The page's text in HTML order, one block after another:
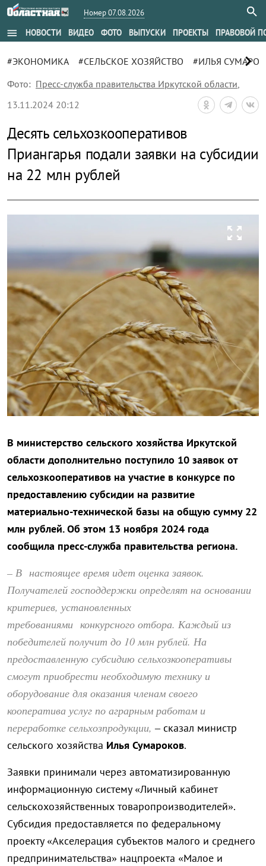
Номер 07.08.2026
menu НОВОСТИ ВИДЕО ФОТО ВЫПУСКИ ПРОЕКТЫ ПРАВОВОЙ
#ЭКОНОМИКА #СЕЛЬСКОЕ ХОЗЯЙСТВО #ИЛЬЯ chevron_right
Фото: Пресс-служба правительства Иркутской области,
13.11.2024 20:12
Десять сельхозкооперативов
Приангарья подали заявки на субсидии
на 22 млн рублей
zoom_out_map
В министерство сельского хозяйства Иркутской
области дополнительно поступило 10 заявок от
сельхозкооперативов на участие в конкурсе по
предоставлению субсидии на развитие
материально-технической базы на общую сумму 22
млн рублей. Об этом 13 ноября 2024 года
сообщила пресс-служба правительства региона.
– В настоящее время идет оценка заявок.
Получателей господдержки определят на основании
критериев, установленных
требованиями конкурсного отбора. Каждый из
победителей получит до 10 млн рублей. На
предоставленную субсидию сельхозкооперативы
смогут приобрести необходимую технику и
оборудование для оказания членам своего
кооператива услуг по аграрным работам и
переработке сельхозпродукции, – сказал министр
сельского хозяйства Илья Сумароков.
Заявки принимали через автоматизированную
информационную систему «Личный кабинет
сельскохозяйственных товаропроизводителей».
Субсидия предоставляется по федеральному
проекту «Акселерация субъектов малого и среднего
предпринимательства» нацпроекта «Малое и